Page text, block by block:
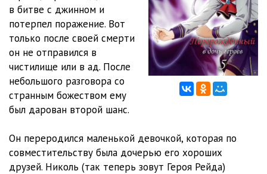
Главы 199-200 12:06
Главы 201-202 11:39
Главы 203-204 11:51
Главы 205-206
Главы 207-208
Главы 209-210 15:12
в битве с джинном и
потерпел поражение. Вот
только после своей смерти
он не отправился в
чистилище или в ад. После
небольшого разговора со
странным божеством ему
был дарован второй шанс.
Он переродился маленькой девочкой, которая по
совместительству была дочерью его хороших
друзей. Николь (так теперь зовут Героя Рейда)